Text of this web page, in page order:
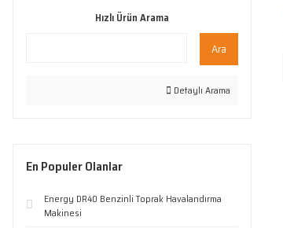
Hızlı Ürün Arama
Ara
Detaylı Arama
En Populer Olanlar
Energy DR40 Benzinli Toprak Havalandırma
Makinesi